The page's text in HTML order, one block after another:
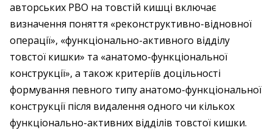
авторських РВО на товстій кишці включає
визначення поняття «реконструктивно-відновної
операції», «функціонально-активного відділу
товстої кишки» та «анатомо-функціональної
конструкції», а також критеріїв доцільності
формування певного типу анатомо-функціональної
конструкції після видалення одного чи кількох
функціонально-активних відділів товстої кишки.